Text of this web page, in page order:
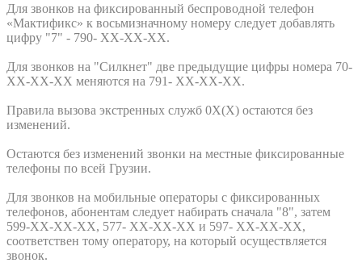
Для звонков на фиксированный беспроводной телефон
«Мактификс» к восьмизначному номеру следует добавлять
цифру "7" - 790- ХХ-ХХ-ХХ.
Для звонков на "Силкнет" две предыдущие цифры номера 70-
ХХ-ХХ-ХХ меняются на 791- ХХ-ХХ-ХХ.
Правила вызова экстренных служб 0Х(Х) остаются без
изменений.
Остаются без изменений звонки на местные фиксированные
телефоны по всей Грузии.
Для звонков на мобильные операторы с фиксированных
телефонов, абонентам следует набирать сначала "8", затем
599-ХХ-ХХ-ХХ, 577- ХХ-ХХ-ХХ и 597- ХХ-ХХ-ХХ,
соответствен тому оператору, на который осуществляется
звонок.